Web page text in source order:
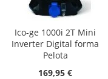
Ico-ge 1000i 2T Mini
Inverter Digital forma
Pelota
169,95 €